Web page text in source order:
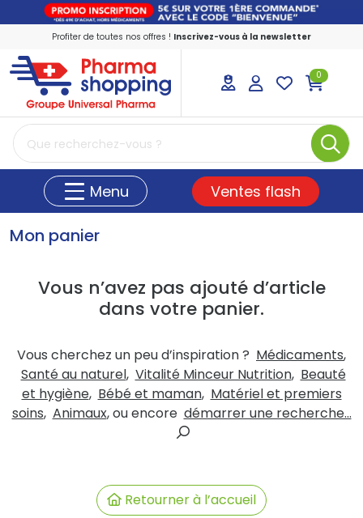
Profiter de toutes nos offres ! Inscrivez-vous à la newsletter
PharmaShopping Votre pharmacie en
0
Menu Ventes flash
Mon panier
Vous n’avez pas ajouté d’article
dans votre panier.
Vous cherchez un peu d’inspiration ? Médicaments,
Santé au naturel, Vitalité Minceur Nutrition, Beauté
et hygiène, Bébé et maman, Matériel et premiers
soins, Animaux, ou encore démarrer une recherche...
Retourner à l’accueil